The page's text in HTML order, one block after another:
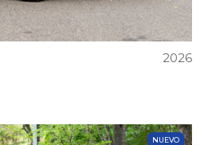
2026
NUEVO